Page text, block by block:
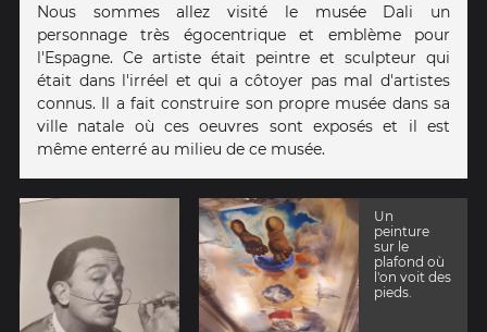
Nous sommes allez visité le musée Dali un
personnage très égocentrique et emblème pour
l'Espagne. Ce artiste était peintre et sculpteur qui
était dans l'irréel et qui a côtoyer pas mal d'artistes
connus. Il a fait construire son propre musée dans sa
ville natale où ces oeuvres sont exposés et il est
même enterré au milieu de ce musée.
Un
peinture
sur le
plafond où
l'on voit des
pieds.